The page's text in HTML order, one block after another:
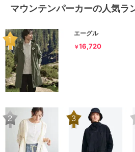
マウンテンパーカーの人気ラ
エーグル
￥16,720